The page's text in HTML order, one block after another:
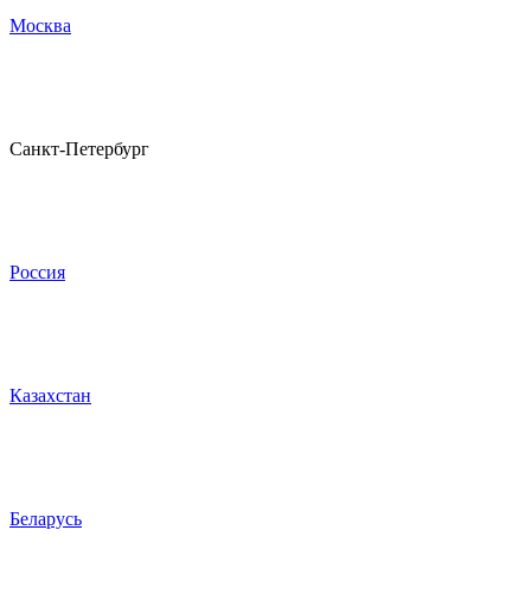
Москва
Санкт-Петербург
Россия
Казахстан
Беларусь